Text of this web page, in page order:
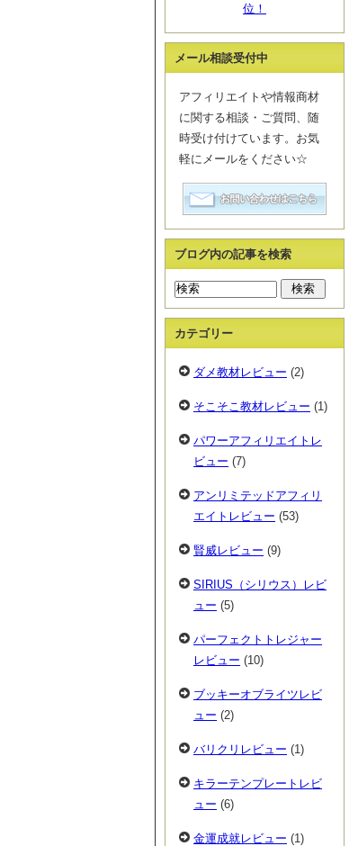
位！
メール相談受付中
アフィリエイトや情報商材
に関する相談・ご質問、随
時受け付けています。お気
軽にメールをください☆
ブログ内の記事を検索
カテゴリー
ダメ教材レビュー (2)
そこそこ教材レビュー (1)
パワーアフィリエイトレ
ビュー (7)
アンリミテッドアフィリ
エイトレビュー (53)
賢威レビュー (9)
SIRIUS（シリウス）レビ
ュー (5)
パーフェクトトレジャー
レビュー (10)
ブッキーオブライツレビ
ュー (2)
バリクリレビュー (1)
キラーテンプレートレビ
ュー (6)
金運成就レビュー (1)